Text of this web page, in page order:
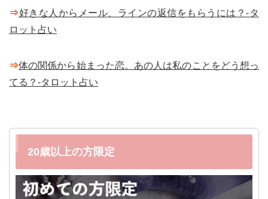
⇒好きな人からメール、ラインの返信をもらうには？-タ
ロット占い
⇒体の関係から始まった恋。あの人は私のことをどう想っ
てる？-タロット占い
20歳以上の方限定